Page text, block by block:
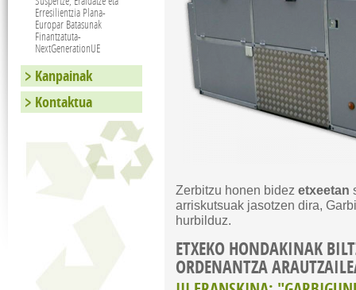
Zerbitzu honen bidezetxeetan
arriskutsuak jasotzen dira,
hurbilduz.
ETXEKO HONDAKINAK
ORDENANTZA
Erresilientzia Plana-
Europar Batasunak
Finantzatuta-
NextGenerationUE
Kanpainak
Kontaktua